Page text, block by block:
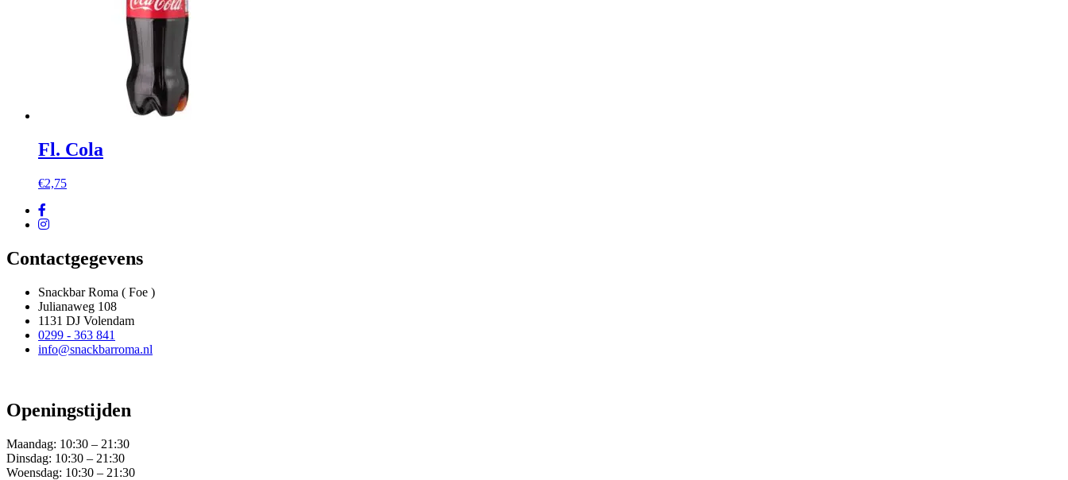
Fl. Cola
€2,75
Contactgegevens
Snackbar Roma ( Foe )
Julianaweg 108
1131 DJ Volendam
0299 - 363 841
info@snackbarroma.nl
Openingstijden
Maandag: 10:30 – 21:30
Dinsdag: 10:30 – 21:30
Woensdag: 10:30 – 21:30